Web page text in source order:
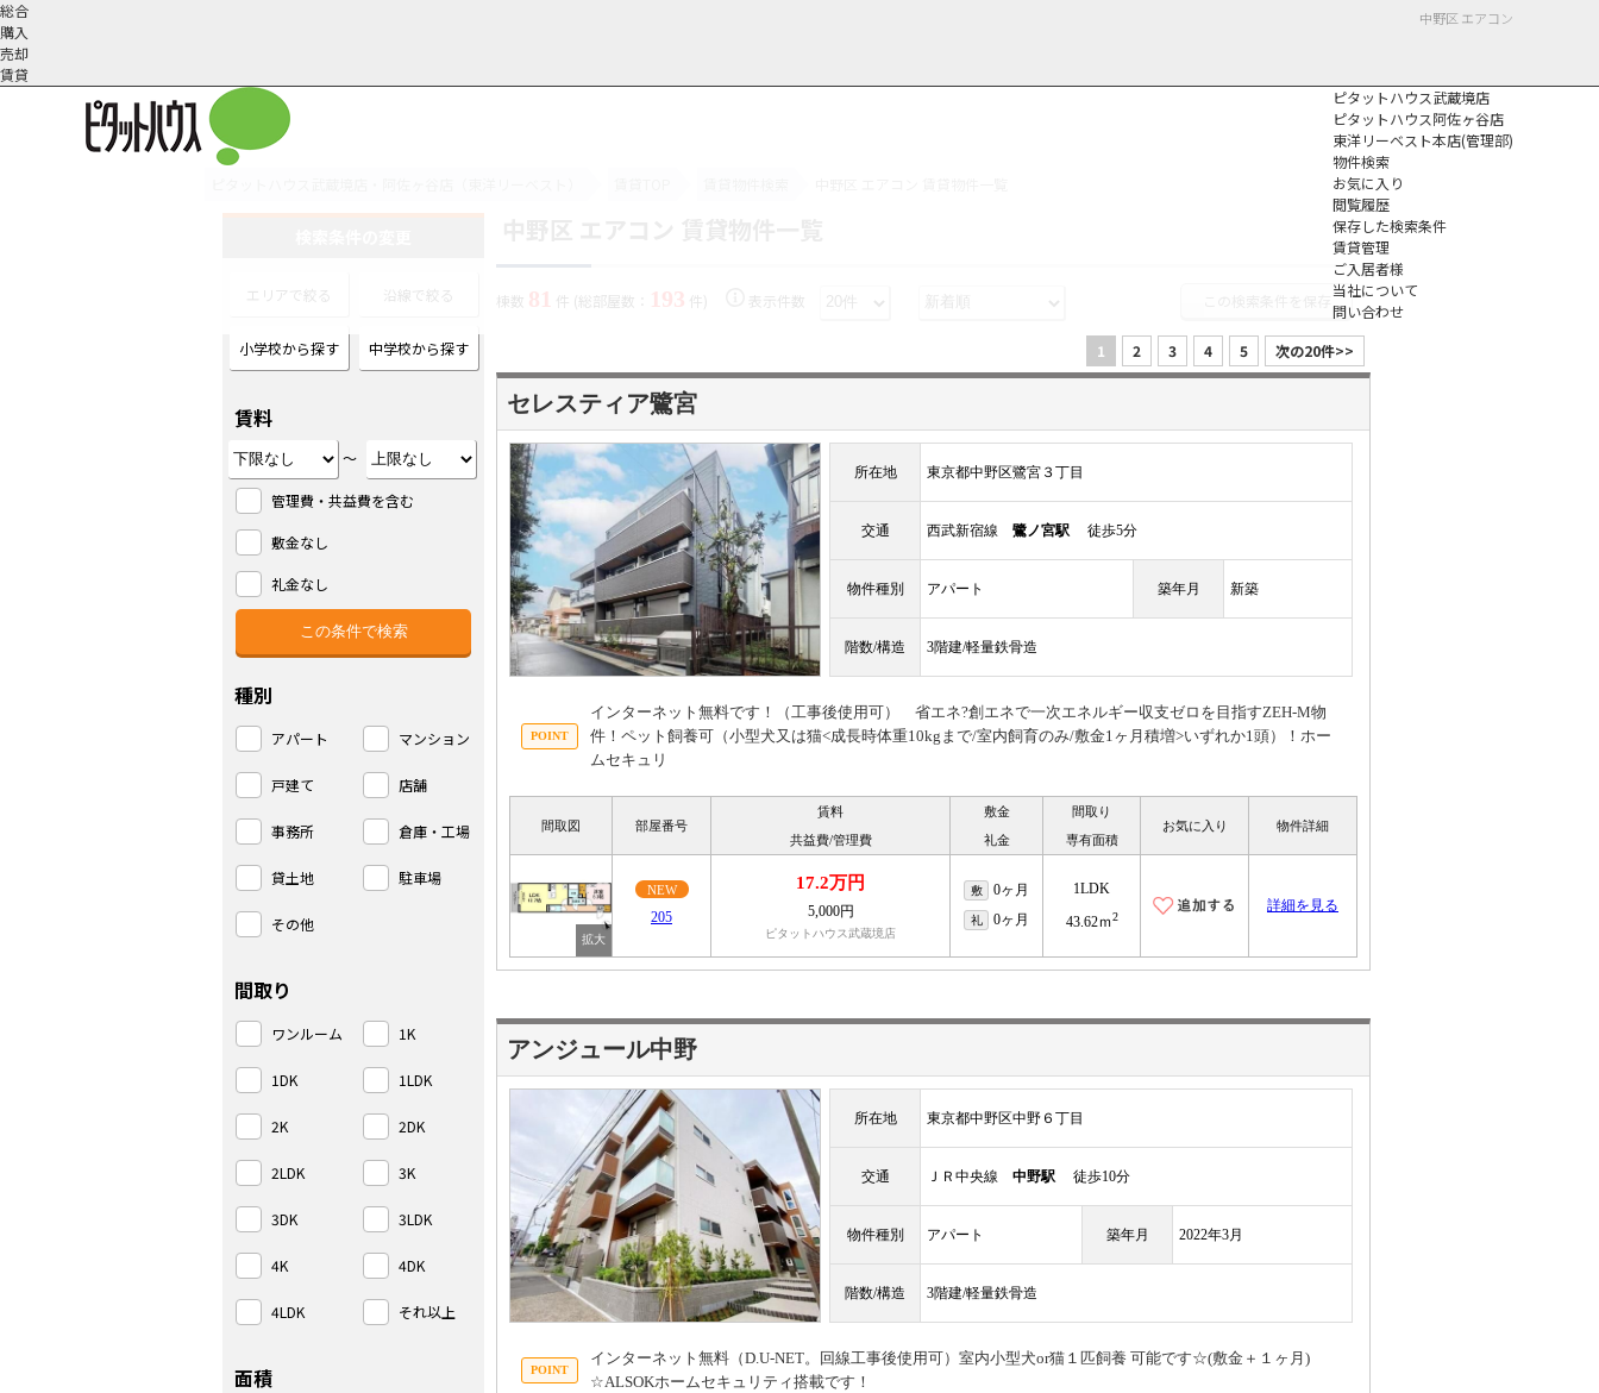
中野区 エアコン
総合
購入
売却
賃貸
ピタットハウス武蔵境店
ピタットハウス阿佐ヶ谷店
東洋リーベスト本店(管理部)
物件検索
お気に入り
閲覧履歴
保存した検索条件
賃貸管理
ご入居者様
当社について
問い合わせ
棟数 81 件 (総部屋数： 193 件) 表示件数
1 2 3 4 5 次の20件>>
セレスティア鷺宮
所在地 東京都中野区鷺宮３丁目
交通 西武新宿線 鷺ノ宮駅 徒歩5分
物件種別 アパート 築年月 新築
階数/構造 3階建/軽量鉄骨造
インターネット無料です！（工事後使用可） 省エネ?創エネで一次エネルギー収支ゼロを目指すZEH-M物
件！ペット飼養可（小型犬又は猫<成長時体重10kgまで/室内飼育のみ/敷金1ヶ月積増>いずれか1頭）！ホー
ムセキュリ
間取図 部屋番号
賃料
共益費/管理費
敷金
礼金
間取り
専有面積
お気に入り 物件詳細
NEW
205
17.2万円
5,000円
ピタットハウス武蔵境店
敷 0ヶ月
礼 0ヶ月
1LDK
43.62ｍ2
詳細を見る
アンジュール中野
所在地 東京都中野区中野６丁目
交通 ＪＲ中央線 中野駅 徒歩10分
物件種別 アパート 築年月 2022年3月
階数/構造 3階建/軽量鉄骨造
インターネット無料（D.U-NET。回線工事後使用可）室内小型犬or猫１匹飼養 可能です☆(敷金＋１ヶ月)
☆ALSOKホームセキュリティ搭載です！
エリアで絞る 沿線で絞る
小学校から探す 中学校から探す
賃料
～
管理費・共益費を含む
敷金なし
礼金なし
種別
アパート マンション
戸建て 店舗
事務所 倉庫・工場
貸土地 駐車場
その他
間取り
ワンルーム 1K
1DK 1LDK
2K 2DK
2LDK 3K
3DK 3LDK
4K 4DK
4LDK それ以上
面積